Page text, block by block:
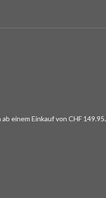
einem Einkauf von CHF 149.95.